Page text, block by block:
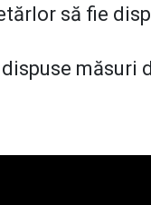
să fie
dispuse